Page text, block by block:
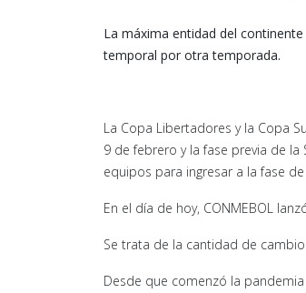
La máxima entidad del
temporal por otra temporada.
La Copa Libertadores y la Copa
9 de febrero y la fase previa de
equipos para ingresar a la fase
En el día de hoy, CONMEBOL
Se trata de la cantidad de
Desde que comenzó la